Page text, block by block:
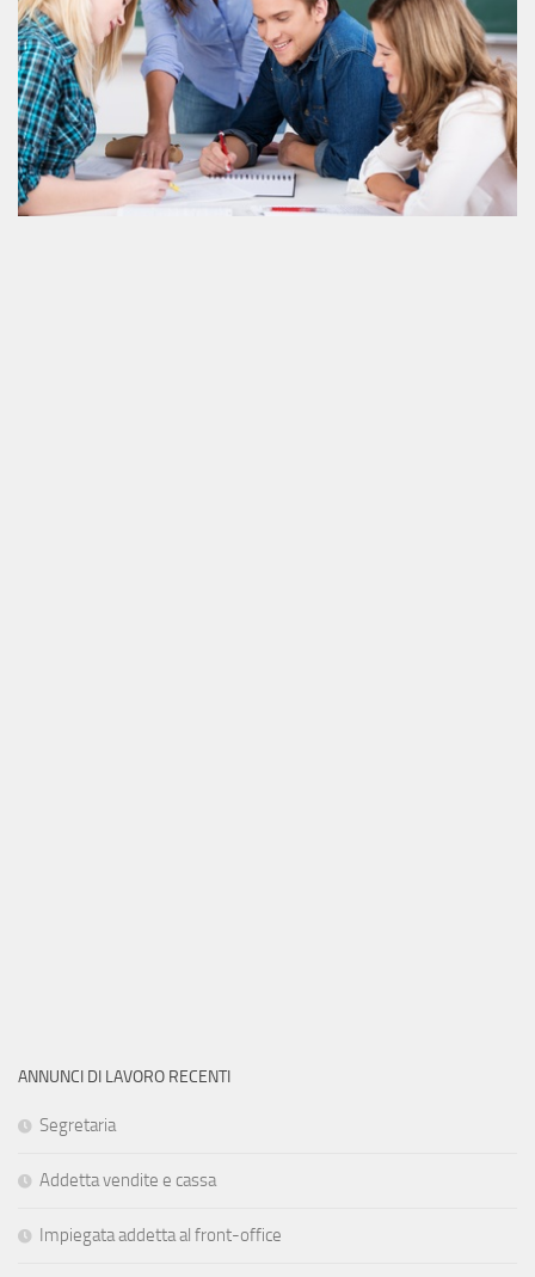
ANNUNCI DI LAVORO RECENTI
Segretaria
Addetta vendite e cassa
Impiegata addetta al front-office